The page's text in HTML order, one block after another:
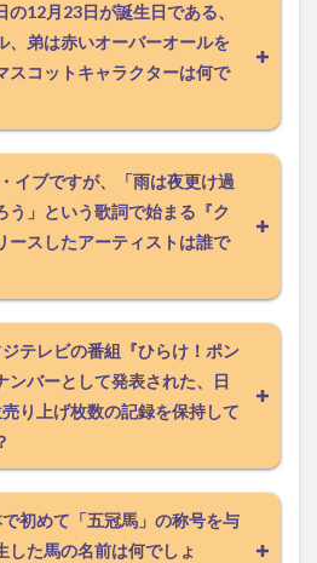
12月23日が誕生日である、
、弟は赤いオーバーオールを
スコットキャラクターは何で
イブですが、「雨は夜更け過
」という歌詞で始まる『ク
ースしたアーティストは誰で
テレビの番組『ひらけ！ポン
ンバーとして発表された、日
り上げ枚数の記録を保持して
初めて「五冠馬」の称号を与
した馬の名前は何でしょ